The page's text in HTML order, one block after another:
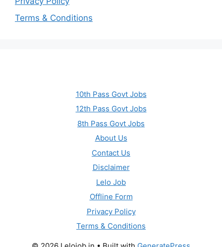
Terms & Conditions
10th Pass Govt Jobs
12th Pass Govt Jobs
8th Pass Govt Jobs
About Us
Contact Us
Disclaimer
Lelo Job
Offline Form
Privacy Policy
Terms & Conditions